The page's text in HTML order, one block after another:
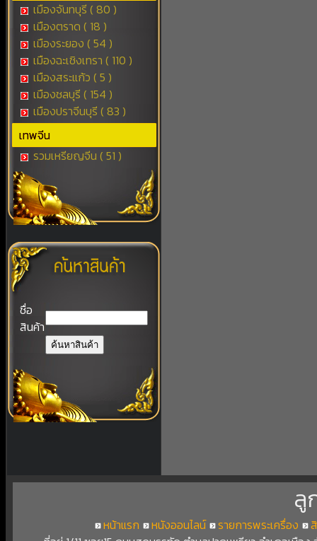
เมืองจันทบุรี ( 80 )
เมืองตราด ( 18 )
เมืองระยอง ( 54 )
เมืองฉะเชิงเทรา ( 110 )
เมืองสระแก้ว ( 5 )
เมืองชลบุรี ( 154 )
เมืองปราจีนบุรี ( 83 )
เทพจีน
รวมเหรียญจีน ( 51 )
ชื่อ
สินค้า
ลู
หน้าแรก หนังออนไลน์ รายการพระเครื่อง